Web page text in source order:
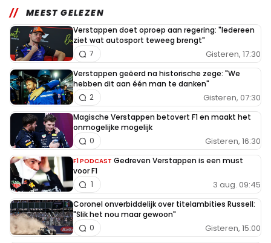
MEEST GELEZEN
Verstappen doet oproep aan regering: "Iedereen
ziet wat autosport teweeg brengt"
Gisteren, 17:30
7
Verstappen geëerd na historische zege: "We
hebben dit aan één man te danken"
Gisteren, 07:30
2
Magische Verstappen betovert F1 en maakt het
onmogelijke mogelijk
Gisteren, 16:30
0
F1 PODCAST Gedreven Verstappen is een must
voor F1
3 aug. 09:45
1
Coronel onverbiddelijk over titelambities Russell:
"Slik het nou maar gewoon"
Gisteren, 15:00
0